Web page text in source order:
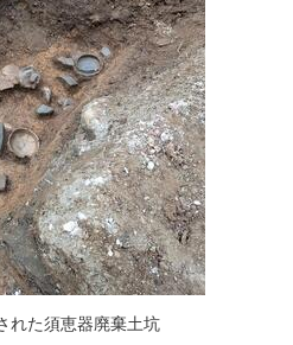
れた須恵器廃棄土坑